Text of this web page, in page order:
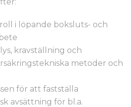
i löpande boksluts- och
kravställning och
metoder och
för att fastställa
avsättning för bl.a.